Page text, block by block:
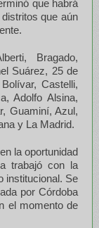
que habrá
que aún
Bragado,
Suárez, 25 de
Castelli,
Adolfo Alsina,
Guaminí, Azul,
y La Madrid.
la oportunidad
trabajó con la
institucional. Se
por Córdoba
el momento de